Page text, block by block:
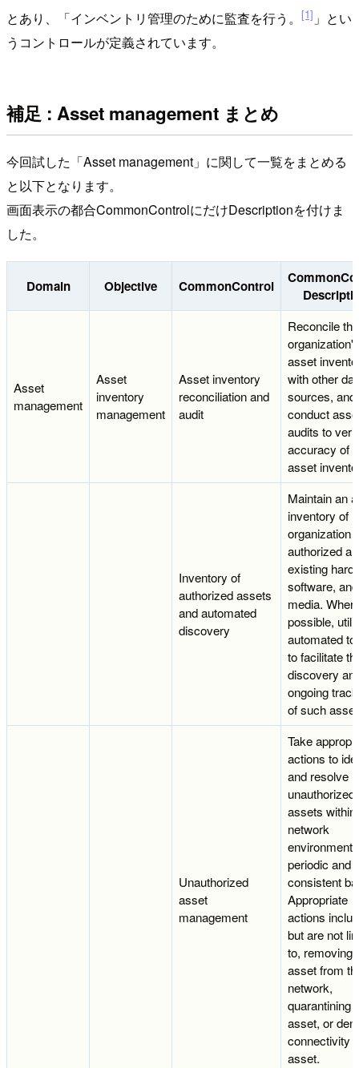
とあり、「インベントリ管理のために監査を行う。 [1] 」とい
うコントロールが定義されています。
補足 : Asset management まとめ
今回試した「Asset management」に関して一覧をまとめる
と以下となります。
画面表示の都合CommonControlにだけDescriptionを付けま
した。
Domain Objective CommonControl
Asset
management
Asset
inventory
management
Asset inventory
reconciliation and
audit
Reconcile the
organization's
asset
with other
sources, and
conduct
audits to
accuracy of
asset
Inventory of
authorized assets
and automated
discovery
Maintain an
inventory of
organization
authorized
existing
software, and
media.
possible,
automated
to facilitate
discovery
ongoing
of such
Unauthorized
asset
management
Take
actions to
and resolve
unauthorized
assets within
network
environment
periodic and
consistent
Appropriate
actions
but are not
to, removing
asset from
network,
quarantining
asset, or
connectivity
asset.